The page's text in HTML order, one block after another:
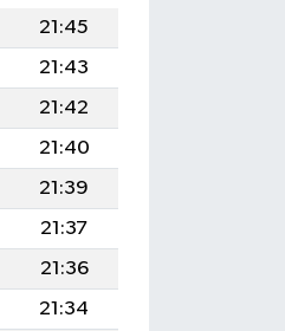
21:45
21:43
21:42
21:40
21:39
21:37
21:36
21:34